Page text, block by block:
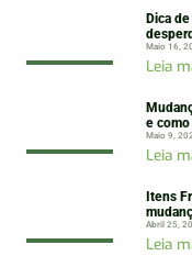
Dica
Maio 16,
Leia
e
Maio 9,
Leia
Itens
Abril 25,
Leia